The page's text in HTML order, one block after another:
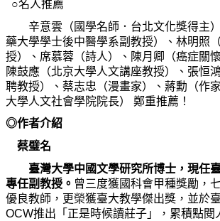
○名人推薦
辛意雲（國學名師．台北文化獎得主
藥大學學士後中醫學系副教授）、林明照
授）、席慕蓉（詩人）、陳月卿（癌症關
陳鼓應（北京大學人文講座教授）、張恒
聘教授）、蔡志忠（漫畫家）、蔣勳（作
大學人文社會學院院長）
鄭重推薦！
◎作者介紹
蔡璧名
臺灣大學中國文學研究所博士，現任
專任副教授。 曾三度獲國科會甲種獎勵，
優良教師，更榮獲臺大教學傑出獎，並於
OCW推出「正是時候讀莊子」，累積點閱